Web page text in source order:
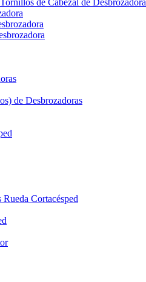
de Cabezal de Desbrozadora
de Desbrozadoras
Cortacésped